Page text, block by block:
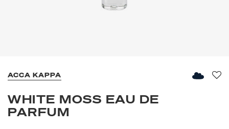
ACCA KAPPA
WHITE MOSS EAU DE
PARFUM